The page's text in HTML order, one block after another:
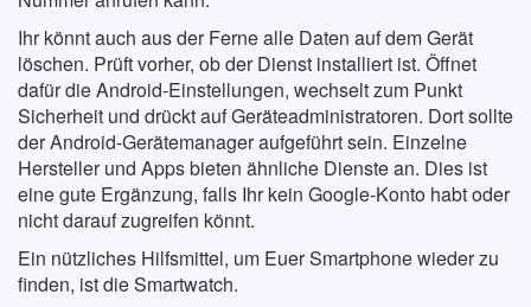
Ihr könnt auch aus der Ferne alle Daten auf dem Gerät
löschen. Prüft vorher, ob der Dienst installiert ist. Öffnet
dafür die Android-Einstellungen, wechselt zum Punkt
Sicherheit und drückt auf Geräteadministratoren. Dort sollte
der Android-Gerätemanager aufgeführt sein. Einzelne
Hersteller und Apps bieten ähnliche Dienste an. Dies ist
eine gute Ergänzung, falls Ihr kein Google-Konto habt oder
nicht darauf zugreifen könnt.
Ein nützliches Hilfsmittel, um Euer Smartphone wieder zu
finden, ist die Smartwatch.